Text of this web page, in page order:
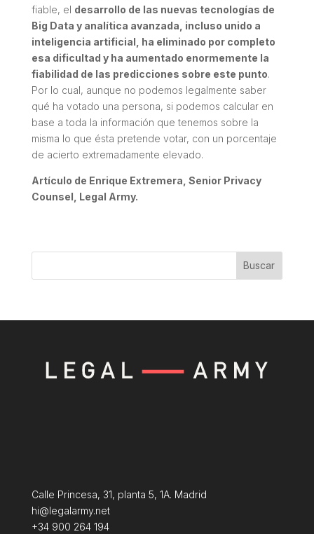
fiable, el desarrollo de las nuevas tecnologías de
Big Data y analítica avanzada, incluso unido a
inteligencia artificial, ha eliminado por completo
esa dificultad y ha aumentado enormemente la
fiabilidad de las predicciones sobre este punto.
Por lo cual, aunque no podemos legalmente saber
qué ha votado una persona, si podemos calcular en
base a toda la información que tenemos sobre la
misma lo que ésta pretende votar, con un porcentaje
de acierto extremadamente elevado.
Artículo de Enrique Extremera, Senior Privacy
Counsel, Legal Army.
Buscar
Calle Princesa, 31, planta 5, 1A. Madrid
hi@legalarmy.net
+34 900 264 194